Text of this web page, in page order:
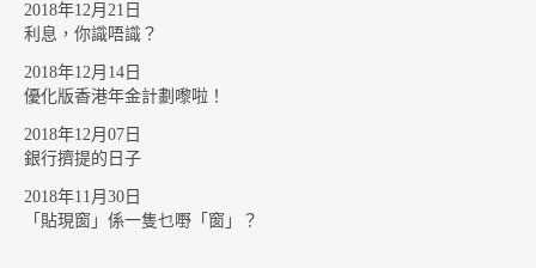
2018年12月21日
利息，你識唔識？
2018年12月14日
優化版香港年金計劃嚟啦！
2018年12月07日
銀行擠提的日子
2018年11月30日
「貼現窗」係一隻乜嘢「窗」？